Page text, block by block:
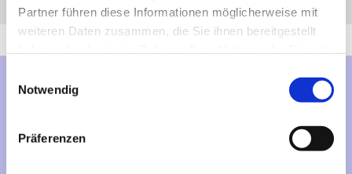
Partner führen diese Informationen möglicherweise mit
weiteren Daten zusammen, die Sie ihnen bereitgestellt
Notwendig
Präferenzen
Anfrage Anrufen AHK-Finder
Mehr über...